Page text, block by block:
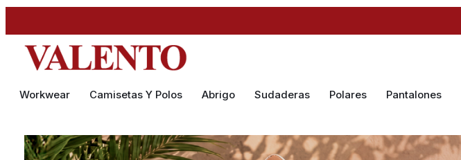
Workwear Camisetas Y Polos Abrigo Sudaderas Polares Pantalones